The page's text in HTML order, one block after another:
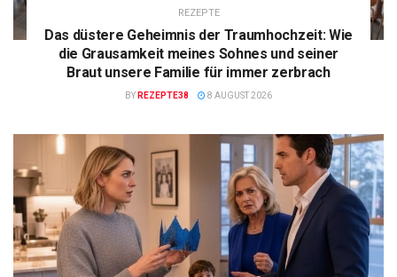
REZEPTE
Das düstere Geheimnis der Traumhochzeit: Wie
die Grausamkeit meines Sohnes und seiner
Braut unsere Familie für immer zerbrach
BY REZEPTE38 8 AUGUST 2026